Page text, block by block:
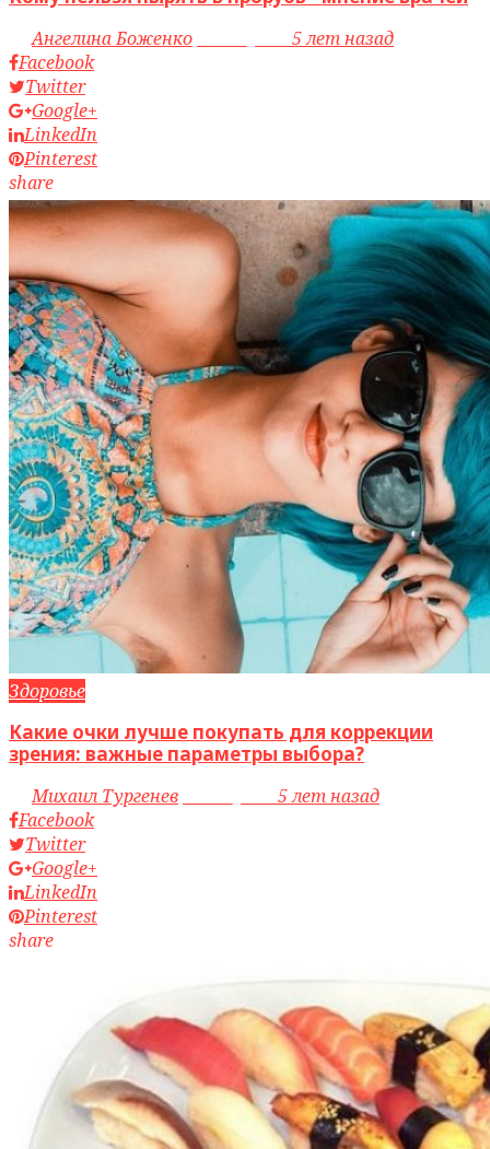
byАнгелина Боженко
5 лет назад
Facebook
Twitter
Google+
LinkedIn
Pinterest
share
Здоровье
Какие очки лучше покупать для коррекции
зрения: важные параметры выбора?
byМихаил Тургенев
5 лет назад
Facebook
Twitter
Google+
LinkedIn
Pinterest
share